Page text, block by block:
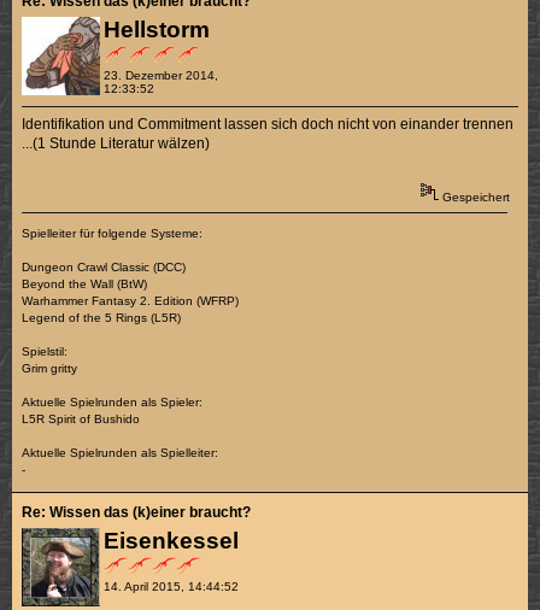
Hellstorm
23. Dezember 2014,
12:33:52
Identifikation und Commitment lassen sich doch nicht von einander trennen
...(1 Stunde Literatur wälzen)
Gespeichert
Spielleiter für folgende Systeme:
Dungeon Crawl Classic (DCC)
Beyond the Wall (BtW)
Warhammer Fantasy 2. Edition (WFRP)
Legend of the 5 Rings (L5R)
Spielstil:
Grim gritty
Aktuelle Spielrunden als Spieler:
L5R Spirit of Bushido
Aktuelle Spielrunden als Spielleiter:
-
Eisenkessel
14. April 2015, 14:44:52
Re: Wissen das (k)einer braucht?